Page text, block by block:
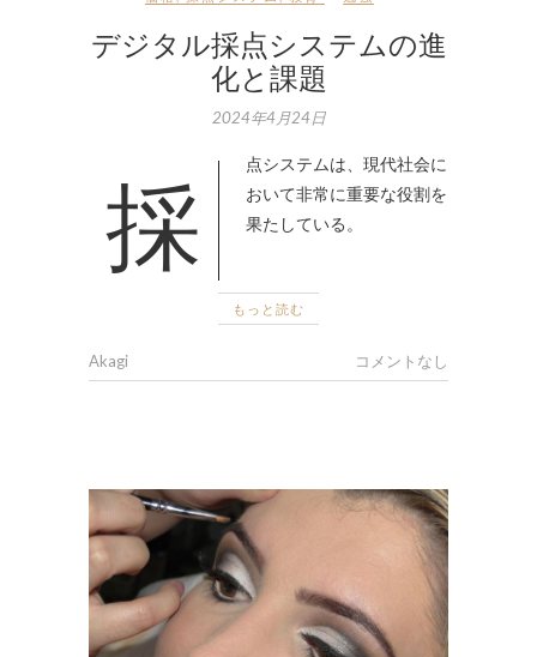
デジタル採点システムの進
化と課題
2024年4月24日
採点システムは、現代社会に
おいて非常に重要な役割を
果たしている。
もっと読む
Akagi コメントなし